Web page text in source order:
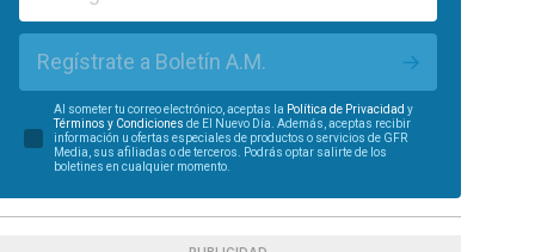
Regístrate a Boletín A.M.
Al someter tu correo electrónico, aceptas la Política de Privacidad y
Términos y Condiciones de El Nuevo Día. Además, aceptas recibir
información u ofertas especiales de productos o servicios de GFR
Media, sus afiliadas o de terceros. Podrás optar salirte de los
boletines en cualquier momento.